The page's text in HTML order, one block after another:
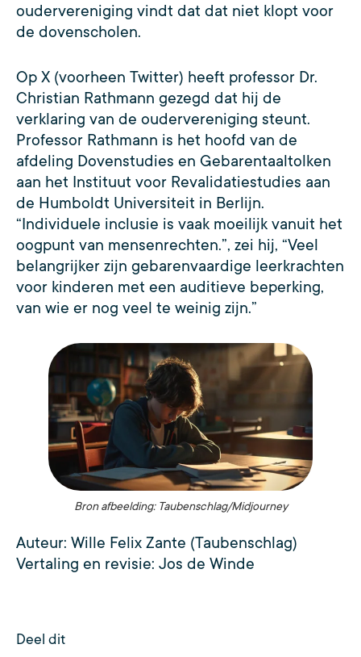
oudervereniging vindt dat dat niet klopt voor
de dovenscholen.
Op X (voorheen Twitter) heeft professor Dr.
Christian Rathmann gezegd dat hij de
verklaring van de oudervereniging steunt.
Professor Rathmann is het hoofd van de
afdeling Dovenstudies en Gebarentaaltolken
aan het Instituut voor Revalidatiestudies aan
de Humboldt Universiteit in Berlijn.
“Individuele inclusie is vaak moeilijk vanuit het
oogpunt van mensenrechten.”, zei hij, “Veel
belangrijker zijn gebarenvaardige leerkrachten
voor kinderen met een auditieve beperking,
van wie er nog veel te weinig zijn.”
Bron afbeelding: Taubenschlag/Midjourney
Auteur: Wille Felix Zante (Taubenschlag)
Vertaling en revisie: Jos de Winde
Deel dit